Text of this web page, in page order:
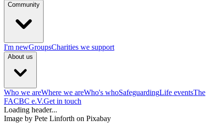
Community
I'm newGroupsCharities we support
About us
Who we areWhere we areWho's whoSafeguardingLife eventsThe
FACBC e.V.Get in touch
Loading header...
Image by Pete Linforth on Pixabay